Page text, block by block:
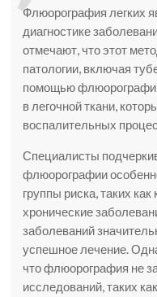
Флюорография легких
диагностике
отмечают, что этот
патологии, включая
помощью
в легочной ткани,
воспалительных
Специалисты
флюорографии
группы риска, таких
хронические
заболеваний
успешное лечение.
что флюорография не
исследований, таких